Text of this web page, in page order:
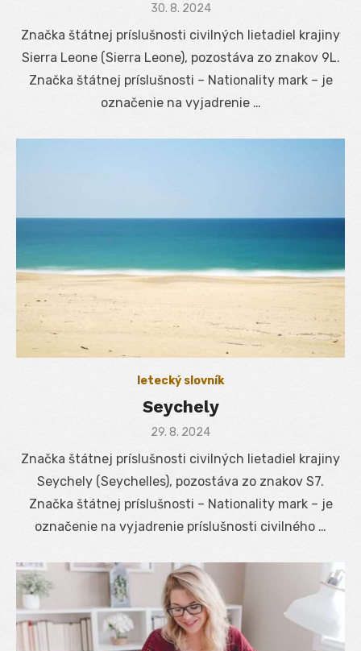
Posted
30. 8. 2024
Značka štátnej príslušnosti civilných lietadiel krajiny
Sierra Leone (Sierra Leone), pozostáva zo znakov 9L.
Značka štátnej príslušnosti – Nationality mark – je
označenie na vyjadrenie …
letecký slovník
Seychely
Posted
29. 8. 2024
Značka štátnej príslušnosti civilných lietadiel krajiny
Seychely (Seychelles), pozostáva zo znakov S7.
Značka štátnej príslušnosti – Nationality mark – je
označenie na vyjadrenie príslušnosti civilného …